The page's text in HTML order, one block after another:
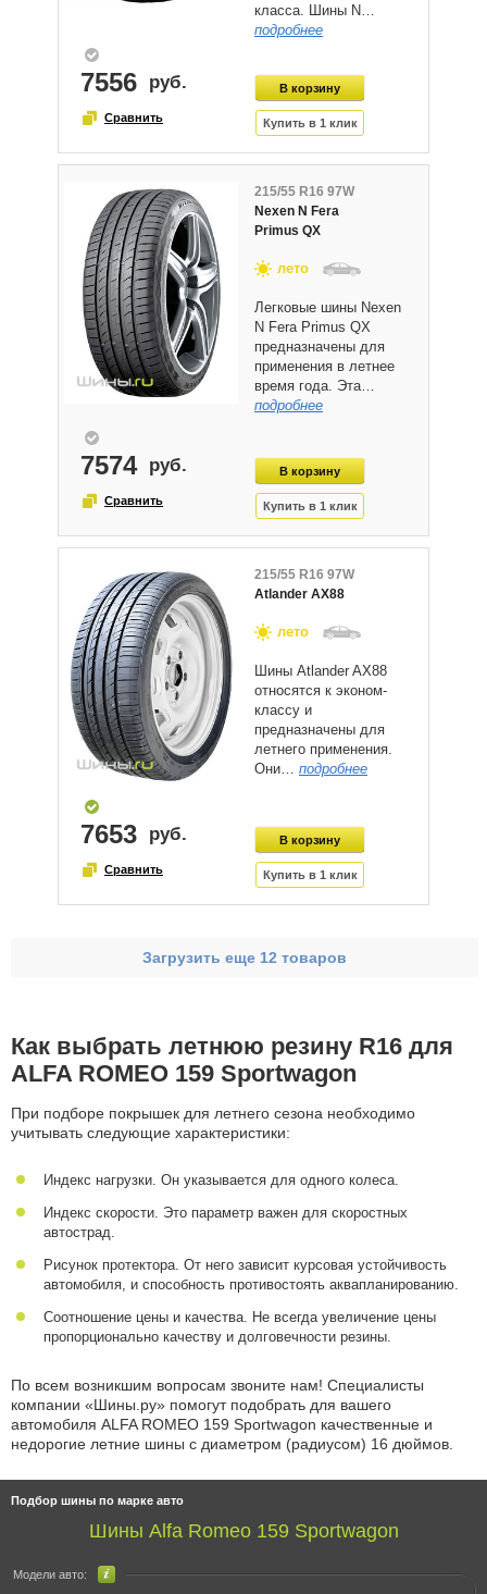
Подбор шины по марке авто
Шины Alfa Romeo 159 Sportwagon
Модели авто:
класса. Шины N…
подробнее
7556
215/55 R16 97W
Nexen N Fera
Primus QX
лето
Легковые шины Nexen
N Fera Primus QX
предназначены для
применения в летнее
время года. Эта…
подробнее
7574
215/55 R16 97W
Atlander AX88
лето
Шины Atlander AX88
относятся к эконом-
классу и
предназначены для
летнего применения.
Они… подробнее
7653
Загрузить еще 12 товаров
Как выбрать летнюю резину R16 для
ALFA ROMEO 159 Sportwagon
При подборе покрышек для летнего сезона необходимо
учитывать следующие характеристики:
Индекс нагрузки. Он указывается для одного колеса.
Индекс скорости. Это параметр важен для скоростных
автострад.
Рисунок протектора. От него зависит курсовая устойчивость
автомобиля, и способность противостоять аквапланированию.
Соотношение цены и качества. Не всегда увеличение цены
пропорционально качеству и долговечности резины.
По всем возникшим вопросам звоните нам! Специалисты
компании «Шины.ру» помогут подобрать для вашего
автомобиля ALFA ROMEO 159 Sportwagon качественные и
недорогие летние шины с диаметром (радиусом) 16 дюймов.